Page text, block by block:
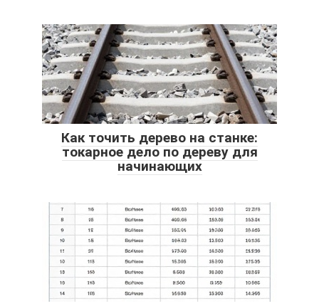
Как точить дерево на станке:
токарное дело по дереву для
начинающих